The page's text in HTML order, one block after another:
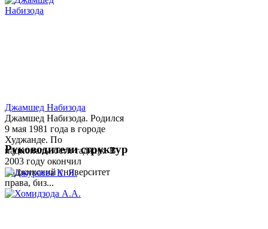
Джамшед Набизода
Джамшед Набизода. Родился
9 мая 1981 года в городе
Худжанде. По
национальности таджик. В
2003 году окончил
Таджикский университет
права, биз...
Руководители структур